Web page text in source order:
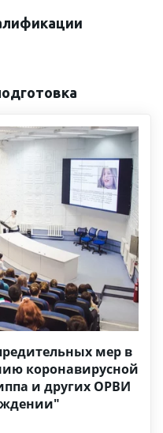
мер в
коронавирусной
и других ОРВИ
учреждении"